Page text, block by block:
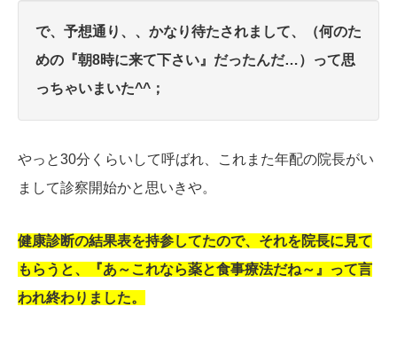
で、予想通り、、かなり待たされまして、（何のた
めの『朝8時に来て下さい』だったんだ…）って思
っちゃいまいた^^；
やっと30分くらいして呼ばれ、これまた年配の院長がい
まして診察開始かと思いきや。
健康診断の結果表を持参してたので、それを院長に見て
もらうと、『あ～これなら薬と食事療法だね～』って言
われ終わりました。